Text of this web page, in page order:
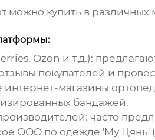
можно купить в различных
Ozon и т.д.):
покупателей и
магазины
бандажей.
часто
ООО по одежде 'Му Цянь' (